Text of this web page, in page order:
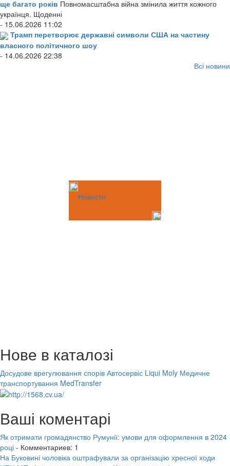
ще багато років Повномасштабна війна змінила життя кожного
українця. Щоденні
- 15.06.2026 11:02
Трамп перетворює державні символи США на частину
власного політичного шоу
- 14.06.2026 22:38
Всі новини
Новости
Нове в каталозі
Досудове врегулювання спорів Автосервіс Liqui Moly Медичне
транспортування MedTransfer
Ваші коментарі
Як отримати громадянство Румунії: умови для оформлення в 2024
році - Комментариев: 1
На Буковині чоловіка оштрафували за організацію хресної ходи